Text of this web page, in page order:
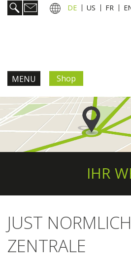
DE US FR
MENU
& Lösungen
Information & Service
Kontakt
Ihr Weg zu uns
Shop
IHR
JUST
ZENTRALE